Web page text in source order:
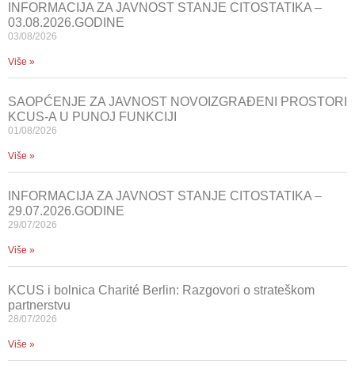
INFORMACIJA ZA JAVNOST STANJE CITOSTATIKA –
03.08.2026.GODINE
03/08/2026
Više »
SAOPĆENJE ZA JAVNOST NOVOIZGRAĐENI PROSTORI
KCUS-A U PUNOJ FUNKCIJI
01/08/2026
Više »
INFORMACIJA ZA JAVNOST STANJE CITOSTATIKA –
29.07.2026.GODINE
29/07/2026
Više »
KCUS i bolnica Charité Berlin: Razgovori o strateškom
partnerstvu
28/07/2026
Više »